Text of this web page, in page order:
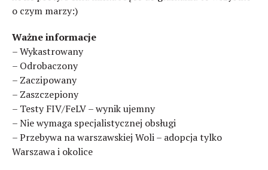
o czym marzy:)
Ważne informacje
– Wykastrowany
– Odrobaczony
– Zaczipowany
– Zaszczepiony
– Testy FIV/FeLV – wynik ujemny
– Nie wymaga specjalistycznej obsługi
– Przebywa na warszawskiej Woli – adopcja tylko
Warszawa i okolice